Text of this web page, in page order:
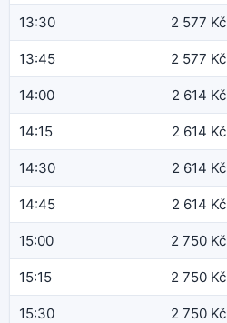
13:30 2 577 Kč
13:45 2 577 Kč
14:00 2 614 Kč
14:15 2 614 Kč
14:30 2 614 Kč
14:45 2 614 Kč
15:00 2 750 Kč
15:15 2 750 Kč
15:30 2 750 Kč